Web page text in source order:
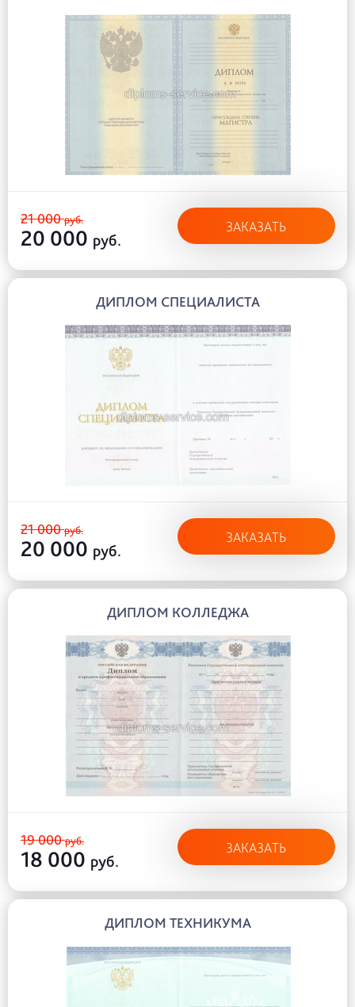
21 000руб.
20 000 руб.
ЗАКАЗАТЬ
ДИПЛОМ СПЕЦИАЛИСТА
21 000руб.
20 000 руб.
ЗАКАЗАТЬ
ДИПЛОМ КОЛЛЕДЖА
19 000руб.
18 000 руб.
ЗАКАЗАТЬ
ДИПЛОМ ТЕХНИКУМА